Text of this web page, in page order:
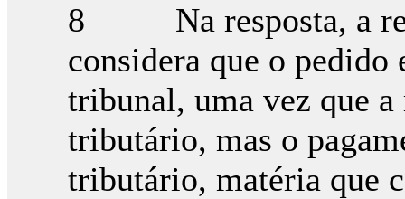
8 Na resposta, a
considera que o pedido
tribunal, uma vez que
tributário, mas o
tributário, matéria que